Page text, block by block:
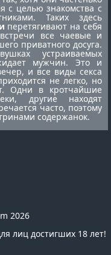
с целью знакомства с
Таких здесь
перетягивают на себя
все чаевые и
приватного досуга.
устраиваемых
мужчин. Это и
и все виды секса
не легко, но
Одни в кротчайшие
другие находят
часто, поэтому
содержанок.
2026
лиц достигших 18 лет!